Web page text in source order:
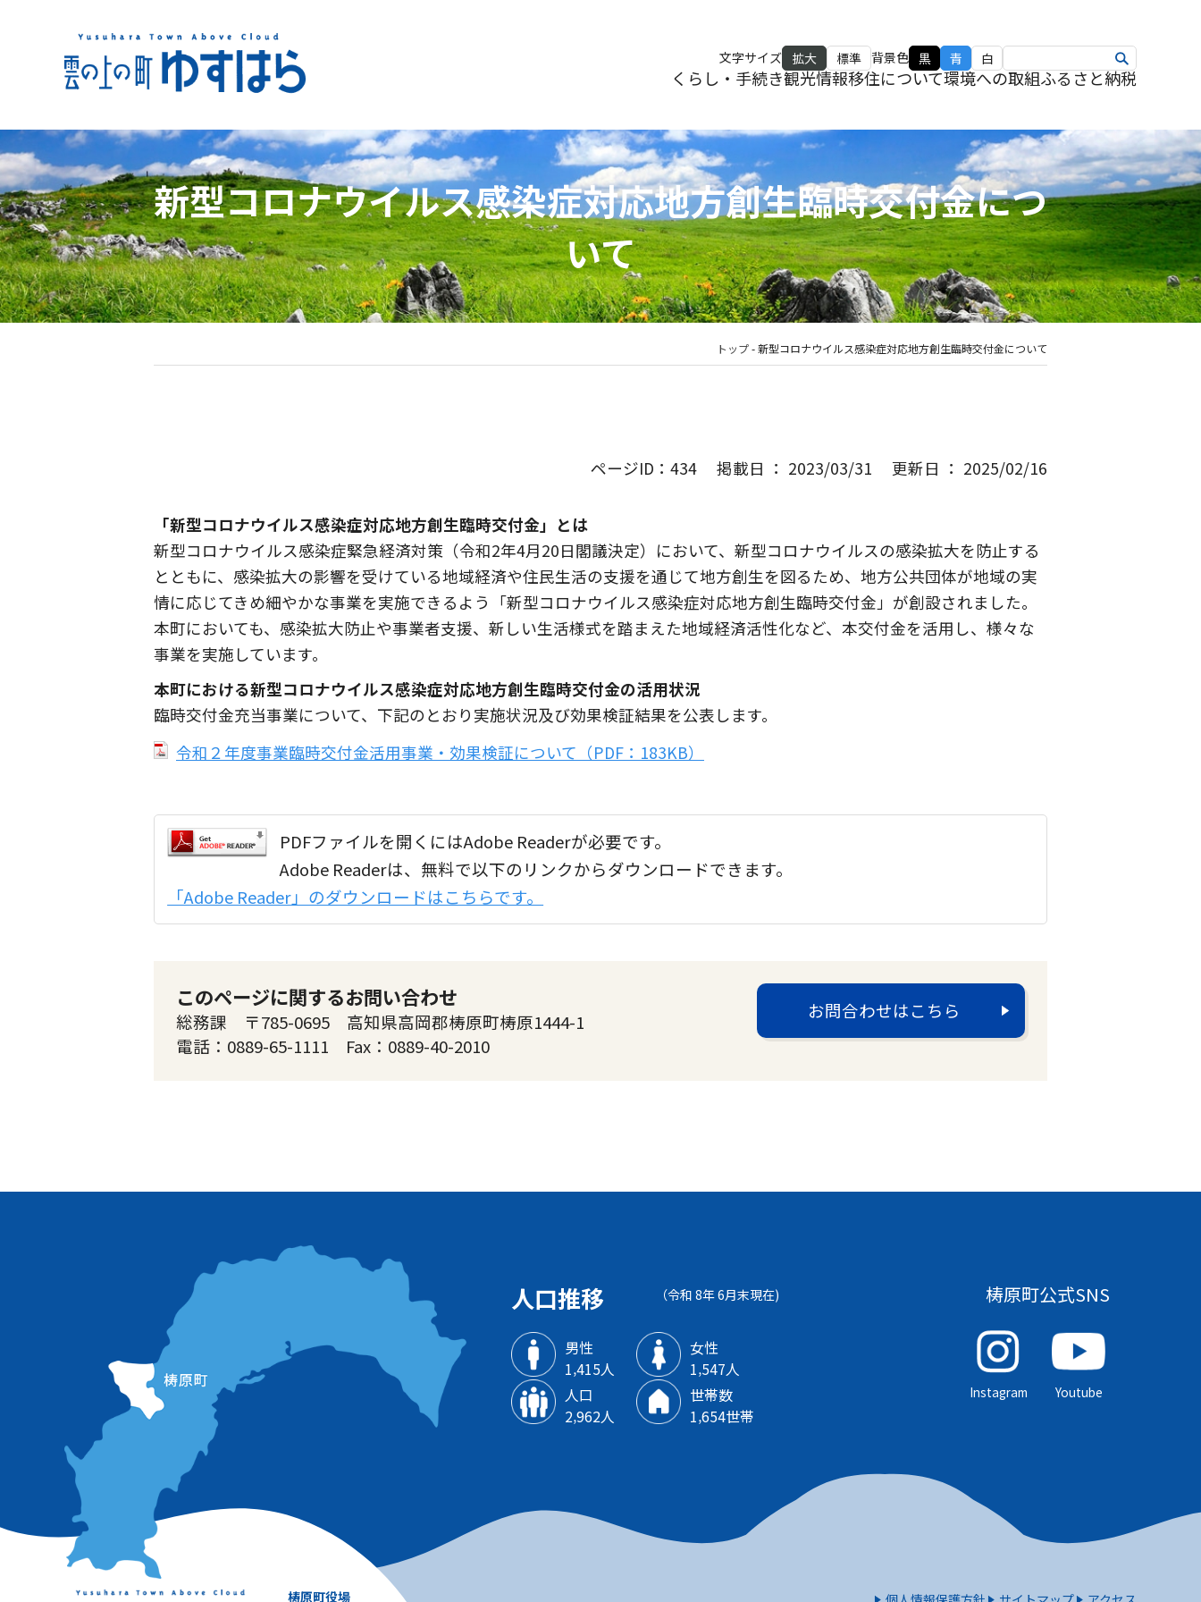
文字サイズ 拡大 標準 背景色 黒 青 白
くらし・手続き観光情報移住について環境への取組ふるさと納税
新型コロナウイルス感染症対応地方創生臨時交付金につ
いて
トップ-新型コロナウイルス感染症対応地方創生臨時交付金について
ページID：434 掲載日 ： 2023/03/31 更新日 ： 2025/02/16
「新型コロナウイルス感染症対応地方創生臨時交付金」とは
新型コロナウイルス感染症緊急経済対策（令和2年4月20日閣議決定）において、新型コロナウイルスの感染拡大を防止する
とともに、感染拡大の影響を受けている地域経済や住民生活の支援を通じて地方創生を図るため、地方公共団体が地域の実
情に応じてきめ細やかな事業を実施できるよう「新型コロナウイルス感染症対応地方創生臨時交付金」が創設されました。
本町においても、感染拡大防止や事業者支援、新しい生活様式を踏まえた地域経済活性化など、本交付金を活用し、様々な
事業を実施しています。
本町における新型コロナウイルス感染症対応地方創生臨時交付金の活用状況
臨時交付金充当事業について、下記のとおり実施状況及び効果検証結果を公表します。
令和２年度事業臨時交付金活用事業・効果検証について（PDF：183KB）
PDFファイルを開くにはAdobe Readerが必要です。
Adobe Readerは、無料で以下のリンクからダウンロードできます。
「Adobe Reader」のダウンロードはこちらです。
このページに関するお問い合わせ
総務課 〒785-0695 高知県高岡郡梼原町梼原1444-1
電話：0889-65-1111 Fax：0889-40-2010
お問合わせはこちら
人口推移 （令和 8年 6月末現在)
男性
1‚415人
女性
1‚547人
人口
2‚962人
世帯数
1‚654世帯
梼原町公式SNS
Instagram Youtube
梼原町役場